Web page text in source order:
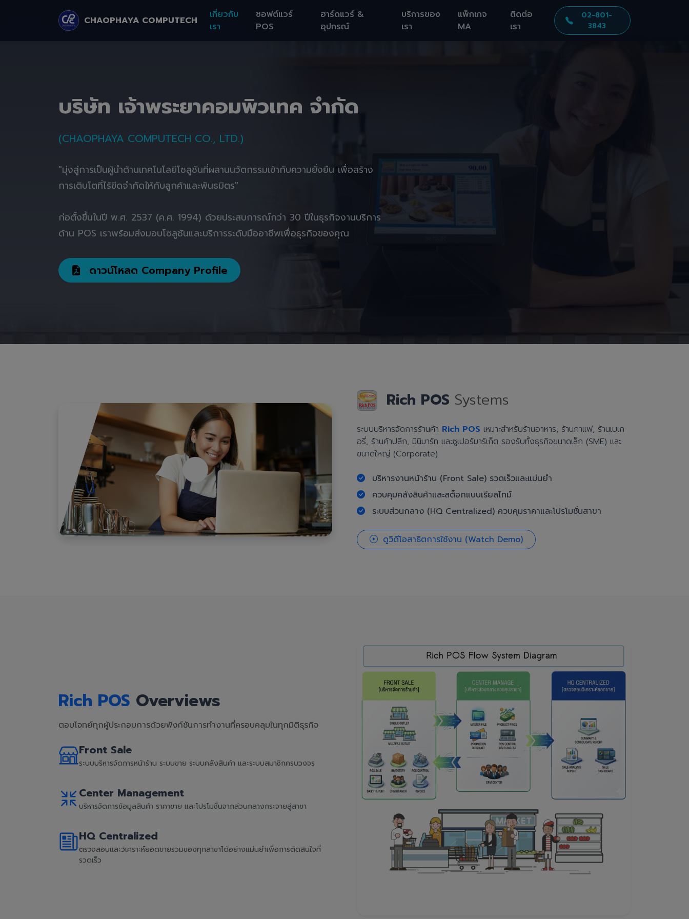
CHAOPHAYA COMPUTECH
เกี่ยวกับ
เรา
ซอฟต์แวร์
POS
ฮาร์ดแวร์ &
อุปกรณ์
บริการของ
เรา
แพ็กเกจ
MA
ติดต่อ
เรา
02-801-
3843
บริษัท เจ้าพระยาคอมพิวเทค จำกัด
(CHAOPHAYA COMPUTECH CO., LTD.)
"มุ่งสู่การเป็นผู้นำด้านเทคโนโลยีโซลูชันที่ผสานนวัตกรรมเข้ากับความยั่งยืน เพื่อสร้าง
การเติบโตที่ไร้ขีดจำกัดให้กับลูกค้าและพันธมิตร"
ก่อตั้งขึ้นในปี พ.ศ. 2537 (ค.ศ. 1994) ด้วยประสบการณ์กว่า 30 ปีในธุรกิจงานบริการ
ด้าน POS เราพร้อมส่งมอบโซลูชันและบริการระดับมืออาชีพเพื่อธุรกิจของคุณ
ดาวน์โหลด Company Profile
Rich POS Systems
ระบบบริหารจัดการร้านค้า Rich POS เหมาะสำหรับร้านอาหาร, ร้านกาแฟ, ร้านเบเก
อรี่, ร้านค้าปลีก, มินิมาร์ท และซูเปอร์มาร์เก็ต รองรับทั้งธุรกิจขนาดเล็ก (SME) และ
ขนาดใหญ่ (Corporate)
บริหารงานหน้าร้าน (Front Sale) รวดเร็วและแม่นยำ
ควบคุมคลังสินค้าและสต็อกแบบเรียลไทม์
ระบบส่วนกลาง (HQ Centralized) ควบคุมราคาและโปรโมชั่นสาขา
ดูวิดีโอสาธิตการใช้งาน (Watch Demo)
Rich POS Overviews
ตอบโจทย์ทุกผู้ประกอบการด้วยฟังก์ชันการทำงานที่ครอบคลุมในทุกมิติธุรกิจ
Front Sale
ระบบบริหารจัดการหน้าร้าน ระบบขาย ระบบคลังสินค้า และระบบสมาชิกครบวงจร
Center Management
บริหารจัดการข้อมูลสินค้า ราคาขาย และโปรโมชั่นจากส่วนกลางกระจายสู่สาขา
HQ Centralized
ตรวจสอบและวิเคราะห์ยอดขายรวมของทุกสาขาได้อย่างแม่นยำเพื่อการตัดสินใจที่
รวดเร็ว